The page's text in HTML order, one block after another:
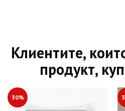
Клиентите,
продукт,
30%